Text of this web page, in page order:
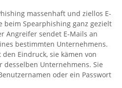
massenhaft und ziellos E-
beim Spearphishing ganz gezielt
Angreifer sendet E-Mails an
bestimmten Unternehmens.
Eindruck, sie kämen von
Unternehmens. Sie
oder ein Passwort